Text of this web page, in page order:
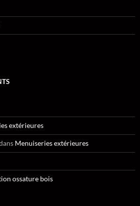
extérieures
Menuiseries extérieures
ossature bois